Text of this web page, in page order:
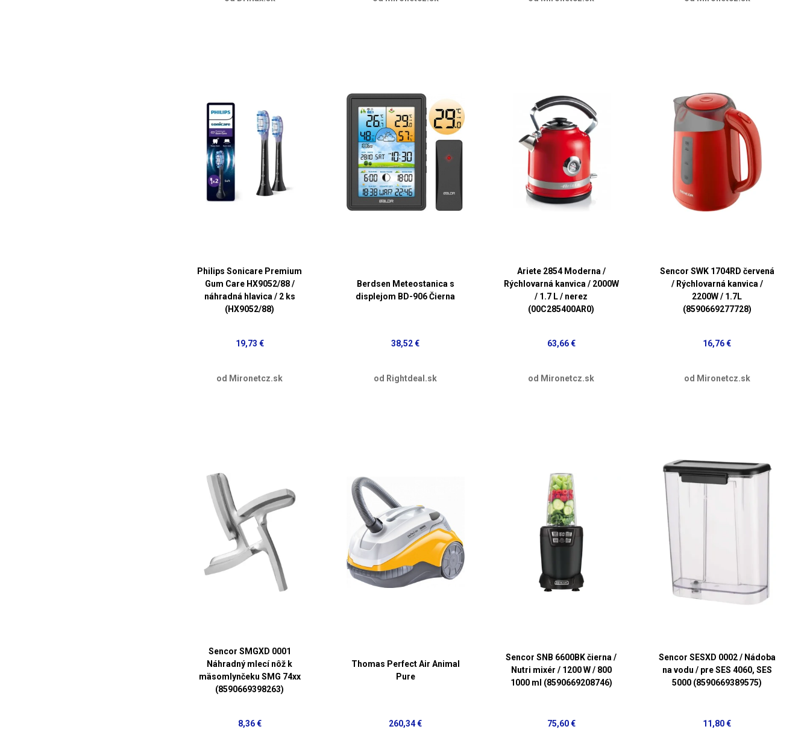
Philips Sonicare Premium
Gum Care HX9052/88 /
náhradná hlavica / 2 ks
(HX9052/88)
19,73 €
od Mironetcz.sk
Berdsen Meteostanica s
displejom BD-906 Čierna
38,52 €
od Rightdeal.sk
Ariete 2854 Moderna /
Rýchlovarná kanvica / 2000W
/ 1.7 L / nerez
(00C285400AR0)
63,66 €
od Mironetcz.sk
Sencor SWK 1704RD červená
/ Rýchlovarná kanvica /
2200W / 1.7L
(8590669277728)
16,76 €
od Mironetcz.sk
Sencor SMGXD 0001
Náhradný mlecí nôž k
mäsomlynčeku SMG 74xx
(8590669398263)
8,36 €
Thomas Perfect Air Animal
Pure
260,34 €
Sencor SNB 6600BK čierna /
Nutri mixér / 1200 W / 800
1000 ml (8590669208746)
75,60 €
Sencor SESXD 0002 / Nádoba
na vodu / pre SES 4060, SES
5000 (8590669389575)
11,80 €